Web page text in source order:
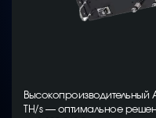
Высокопроизводительный
TH/s — оптимальное